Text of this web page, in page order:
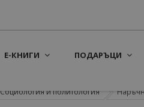
Е-КНИГИ ПОДАРЪЦИ
Социология и политология